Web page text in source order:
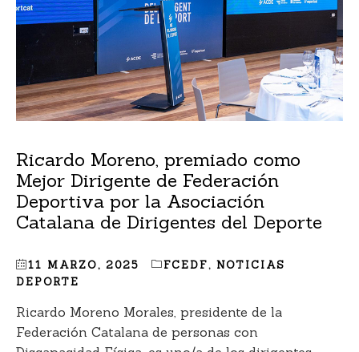
Ricardo Moreno, premiado como
Mejor Dirigente de Federación
Deportiva por la Asociación
Catalana de Dirigentes del Deporte
11 MARZO, 2025 FCEDF, NOTICIAS
DEPORTE
Ricardo Moreno Morales, presidente de la
Federación Catalana de personas con